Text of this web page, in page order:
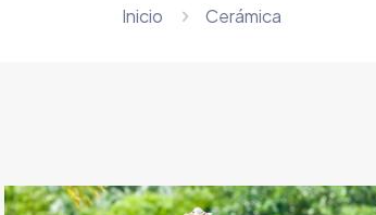
Inicio Cerámica